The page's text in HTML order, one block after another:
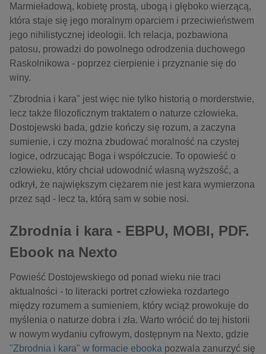
Marmieładową, kobietę prostą, ubogą i głęboko wierzącą,
która staje się jego moralnym oparciem i przeciwieństwem
jego nihilistycznej ideologii. Ich relacja, pozbawiona
patosu, prowadzi do powolnego odrodzenia duchowego
Raskolnikowa - poprzez cierpienie i przyznanie się do
winy.
"Zbrodnia i kara" jest więc nie tylko historią o morderstwie,
lecz także filozoficznym traktatem o naturze człowieka.
Dostojewski bada, gdzie kończy się rozum, a zaczyna
sumienie, i czy można zbudować moralność na czystej
logice, odrzucając Boga i współczucie. To opowieść o
człowieku, który chciał udowodnić własną wyższość, a
odkrył, że największym ciężarem nie jest kara wymierzona
przez sąd - lecz ta, którą sam w sobie nosi.
Zbrodnia i kara - EBPU, MOBI, PDF.
Ebook na Nexto
Powieść Dostojewskiego od ponad wieku nie traci
aktualności - to literacki portret człowieka rozdartego
między rozumem a sumieniem, który wciąż prowokuje do
myślenia o naturze dobra i zła. Warto wrócić do tej historii
w nowym wydaniu cyfrowym, dostępnym na Nexto, gdzie
"Zbrodnia i kara" w formacie ebooka pozwala zanurzyć się